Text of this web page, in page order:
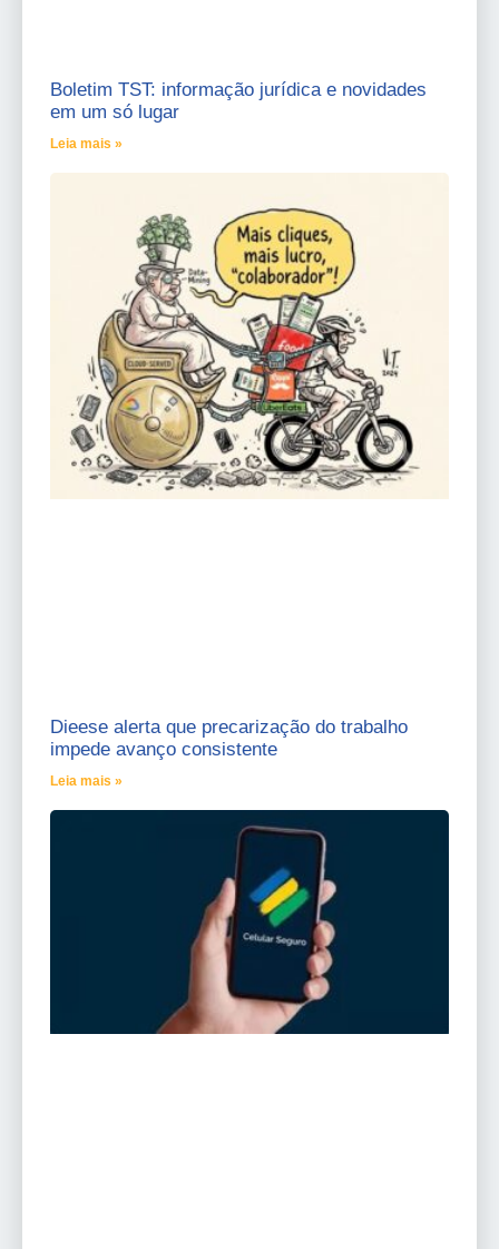
Boletim TST: informação jurídica e novidades
em um só lugar
Leia mais »
Dieese alerta que precarização do trabalho
impede avanço consistente
Leia mais »